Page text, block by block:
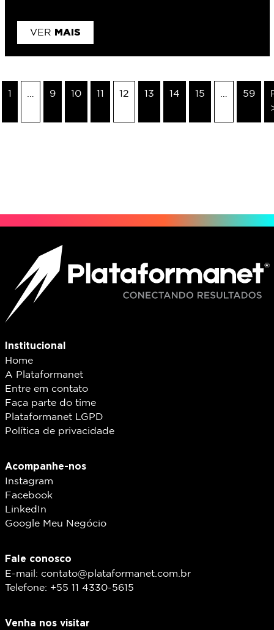
VER MAIS
1 9 10 11 12 13 14 15 59
Institucional
Home
A Plataformanet
Entre em contato
Faça parte do time
Plataformanet LGPD
Política de privacidade
Acompanhe-nos
Instagram
Facebook
LinkedIn
Google Meu Negócio
Fale conosco
E-mail: contato@plataformanet.com.br
Telefone: +55 11 4330-5615
Venha nos visitar